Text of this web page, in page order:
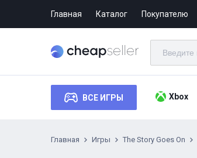
Главная Каталог Покупателю
ВСЕ ИГРЫ Xbox
Главная Игры The Story Goes On